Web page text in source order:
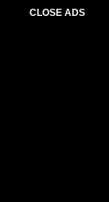
CLOSE ADS